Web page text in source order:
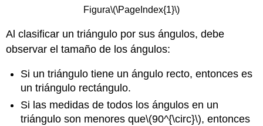
Figura\(\PageIndex{1}\)
Al clasificar un triángulo por sus ángulos, debe
observar el tamaño de los ángulos:
Si un triángulo tiene un ángulo recto, entonces es
un triángulo rectángulo.
Si las medidas de todos los ángulos en un
triángulo son menores que\(90^{\circ}\), entonces